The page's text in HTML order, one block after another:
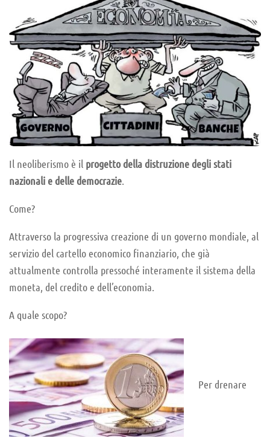
Il neoliberismo è il progetto della distruzione degli stati
nazionali e delle democrazie.
Come?
Attraverso la progressiva creazione di un governo mondiale, al
servizio del cartello economico finanziario, che già
attualmente controlla pressoché interamente il sistema della
moneta, del credito e dell’economia.
A quale scopo?
Per drenare